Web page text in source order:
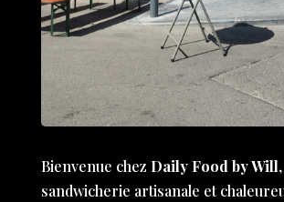
Bienvenue chez Daily Food by Will
sandwicherie artisanale et